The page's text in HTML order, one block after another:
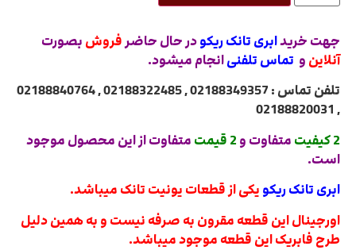
جهت خریدابری تانک ریکودر حال حاضرفروش بصورت
آنلاین و تماس تلفنیانجام میشود.
تلفن تماس : 02188349357 , 02188322485 , 02188840764
, 02188820031
2 کیفیت
متفاوت و 2 قیمت
متفاوت از این محصول موجود
است.
ابری تانک ریکو یکی از قطعات یونیت تانک میباشد.
اورجینال این قطعه مقرون به صرفه نیست و به همین دلیل
طرح فابریک این قطعه موجود میباشد.